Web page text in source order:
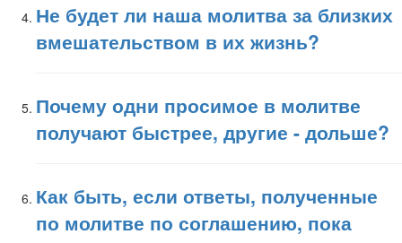
Не будет ли наша молитва за близких
вмешательством в их жизнь?
Почему одни просимое в молитве
получают быстрее, другие - дольше?
Как быть, если ответы, полученные
по молитве по соглашению, пока